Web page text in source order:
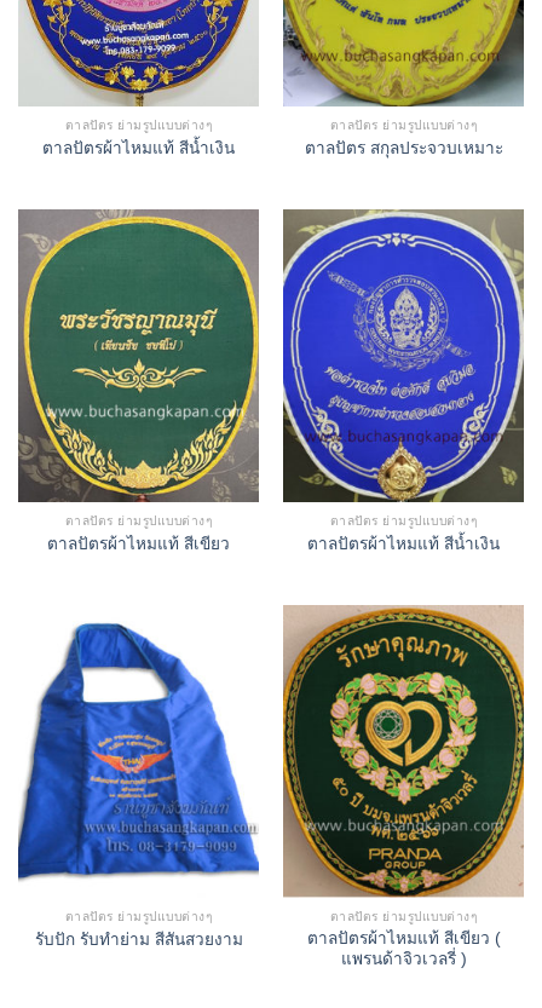
ตาลปัตร ย่ามรูปแบบต่างๆ
ตาลปัตรผ้าไหมแท้ สีน้ำเงิน
ตาลปัตร ย่ามรูปแบบต่างๆ
ตาลปัตร สกุลประจวบเหมาะ
ตาลปัตร ย่ามรูปแบบต่างๆ
ตาลปัตรผ้าไหมแท้ สีเขียว
ตาลปัตร ย่ามรูปแบบต่างๆ
ตาลปัตรผ้าไหมแท้ สีน้ำเงิน
ตาลปัตร ย่ามรูปแบบต่างๆ
รับปัก รับทำย่าม สีสันสวยงาม
ตาลปัตร ย่ามรูปแบบต่างๆ
ตาลปัตรผ้าไหมแท้ สีเขียว (
แพรนด้าจิวเวลรี่ )